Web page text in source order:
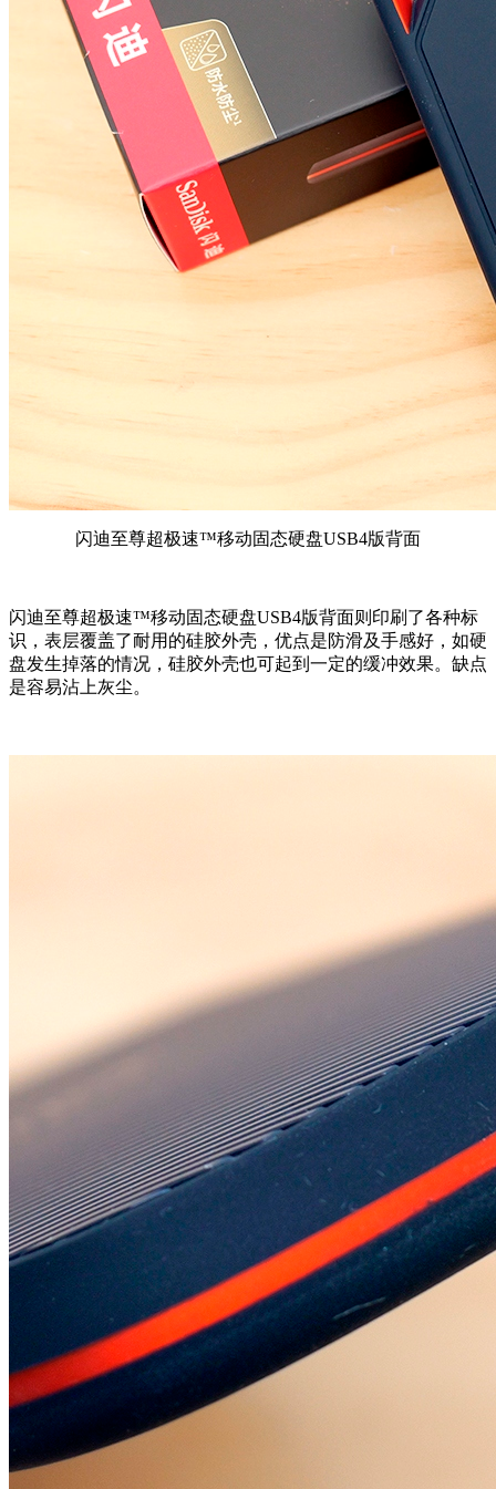
闪迪至尊超极速™移动固态硬盘USB4版背面
闪迪至尊超极速™移动固态硬盘USB4版背面则印刷了各种标
识，表层覆盖了耐用的硅胶外壳，优点是防滑及手感好，如硬
盘发生掉落的情况，硅胶外壳也可起到一定的缓冲效果。缺点
是容易沾上灰尘。